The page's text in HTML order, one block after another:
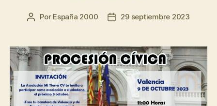
Por España 2000 29 septiembre 2023